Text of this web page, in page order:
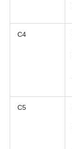
C4
C5